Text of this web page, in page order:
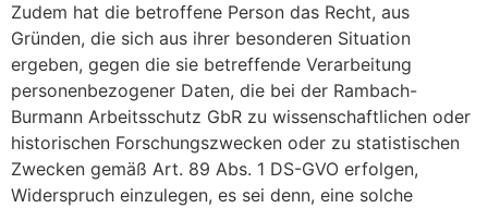
Zudem hat die betroffene Person das Recht, aus
Gründen, die sich aus ihrer besonderen Situation
ergeben, gegen die sie betreffende Verarbeitung
personenbezogener Daten, die bei der Rambach-
Burmann Arbeitsschutz GbR zu wissenschaftlichen oder
historischen Forschungszwecken oder zu statistischen
Zwecken gemäß Art. 89 Abs. 1 DS-GVO erfolgen,
Widerspruch einzulegen, es sei denn, eine solche